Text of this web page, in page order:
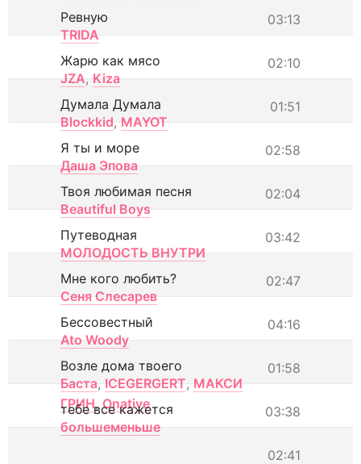
03:13
Ревную
TRIDA
02:10
Жарю как мясо
JZA, Kiza
01:51
Думала Думала
Blockkid, MAYOT
02:58
Я ты и море
Даша Эпова
02:04
Твоя любимая песня
Beautiful Boys
03:42
Путеводная
МОЛОДОСТЬ ВНУТРИ
02:47
Мне кого любить?
Сеня Слесарев
04:16
Бессовестный
Ato Woody
01:58
Возле дома твоего
Баста, ICEGERGERT, МАКСИ
ГРИН, Onative 03:38
тебе все кажется
большеменьше
02:41